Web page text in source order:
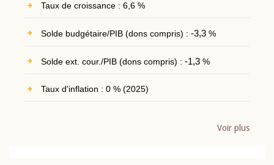
Taux de croissance : 6,6 %
Solde budgétaire/PIB (dons compris) : -3,3%
Solde ext. cour./PIB (dons compris) : -1,3%
Taux d'inflation : 0 % (2025)
Voir plus